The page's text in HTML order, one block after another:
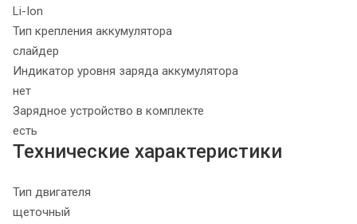
Li-Ion
Тип крепления аккумулятора
слайдер
Индикатор уровня заряда аккумулятора
нет
Зарядное устройство в комплекте
есть
Технические характеристики
Тип двигателя
щеточный